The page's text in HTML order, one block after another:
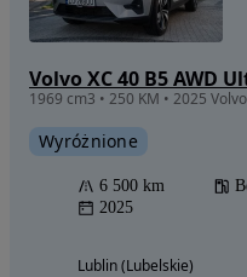
Volvo XC 40 B5 AWD
Wyróżnione
6 500 km
2025
Lublin (Lubelskie)